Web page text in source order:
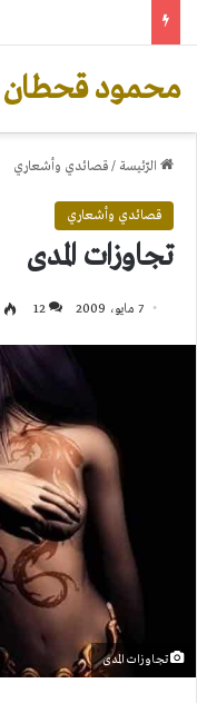
محمود قحطان
الرّئيسة /قصائدي وأشعاري
قصائدي وأشعاري
تجاوزات المدى
7 مايو، 2009 12
تجاوزات المدى